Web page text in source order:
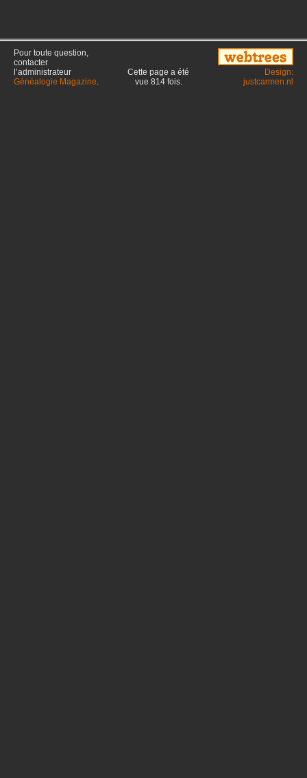
Pour toute question,
contacter
l’administrateur
Généalogie Magazine.
Cette page a été
vue 814fois.
Design:
justcarmen.nl